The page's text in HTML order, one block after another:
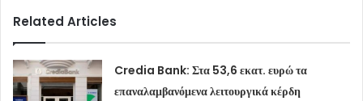
Related Articles
Credia Bank: Στα 53,6 εκατ. ευρώ τα
επαναλαμβανόμενα λειτουργικά κέρδη